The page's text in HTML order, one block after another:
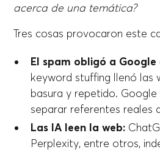
acerca de una temática?
Tres cosas provocaron este
El spam obligó a
keyword stuffing llenó las
basura y repetido.
separar referentes reales
Las IA leen la web:
Perplexity, entre otros,